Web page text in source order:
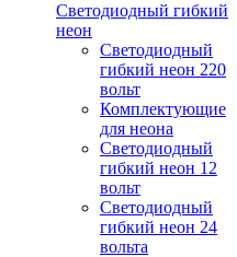
Светодиодный гибкий
неон
Светодиодный
гибкий неон 220
вольт
Комплектующие
для неона
Светодиодный
гибкий неон 12
вольт
Светодиодный
гибкий неон 24
вольта